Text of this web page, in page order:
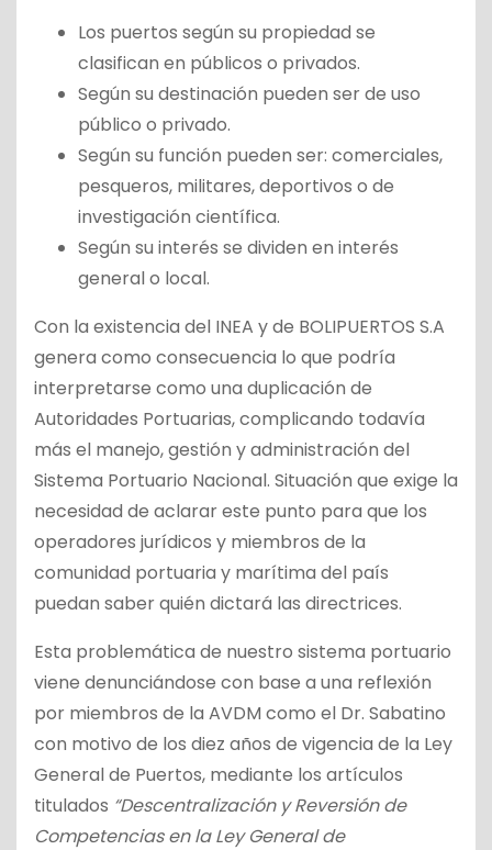
Los puertos según su propiedad se
clasifican en públicos o privados.
Según su destinación pueden ser de uso
público o privado.
Según su función pueden ser: comerciales,
pesqueros, militares, deportivos o de
investigación científica.
Según su interés se dividen en interés
general o local.
Con la existencia del INEA y de BOLIPUERTOS S.A
genera como consecuencia lo que podría
interpretarse como una duplicación de
Autoridades Portuarias, complicando todavía
más el manejo, gestión y administración del
Sistema Portuario Nacional. Situación que exige la
necesidad de aclarar este punto para que los
operadores jurídicos y miembros de la
comunidad portuaria y marítima del país
puedan saber quién dictará las directrices.
Esta problemática de nuestro sistema portuario
viene denunciándose con base a una reflexión
por miembros de la AVDM como el Dr. Sabatino
con motivo de los diez años de vigencia de la Ley
General de Puertos, mediante los artículos
titulados “Descentralización y Reversión de
Competencias en la Ley General de